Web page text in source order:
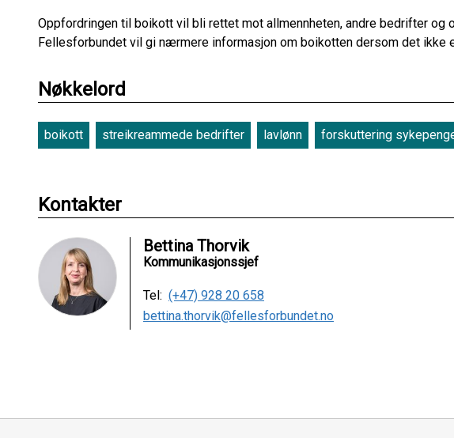
Oppfordringen til boikott vil bli rettet mot allmennheten, andre bedrifter og
Fellesforbundet vil gi nærmere informasjon om boikotten dersom det ikke
Nøkkelord
boikott streikreammede bedrifter lavlønn forskuttering
Kontakter
Bettina Thorvik
Kommunikasjonssjef
Tel: (+47) 928 20 658
bettina.thorvik@fellesforbundet.no